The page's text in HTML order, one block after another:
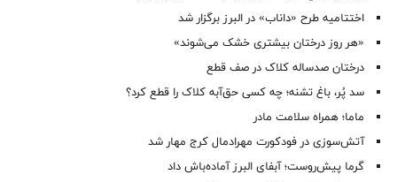
اختتامیه طرح «داناب» در البرز برگزار شد
«هر روز درختان بیشتری خشک می‌شوند»
درختان صدساله کلاک در صف قطع
سد پُر، باغ تشنه؛ چه کسی حق‌آبه کلاک را قطع کرد؟
ماما؛ همراه سلامت مادر
آتش‌سوزی در فودکورت مهرادمال کرج مهار شد
گرما پیش‌روست؛ آبفای البرز آماده‌باش داد